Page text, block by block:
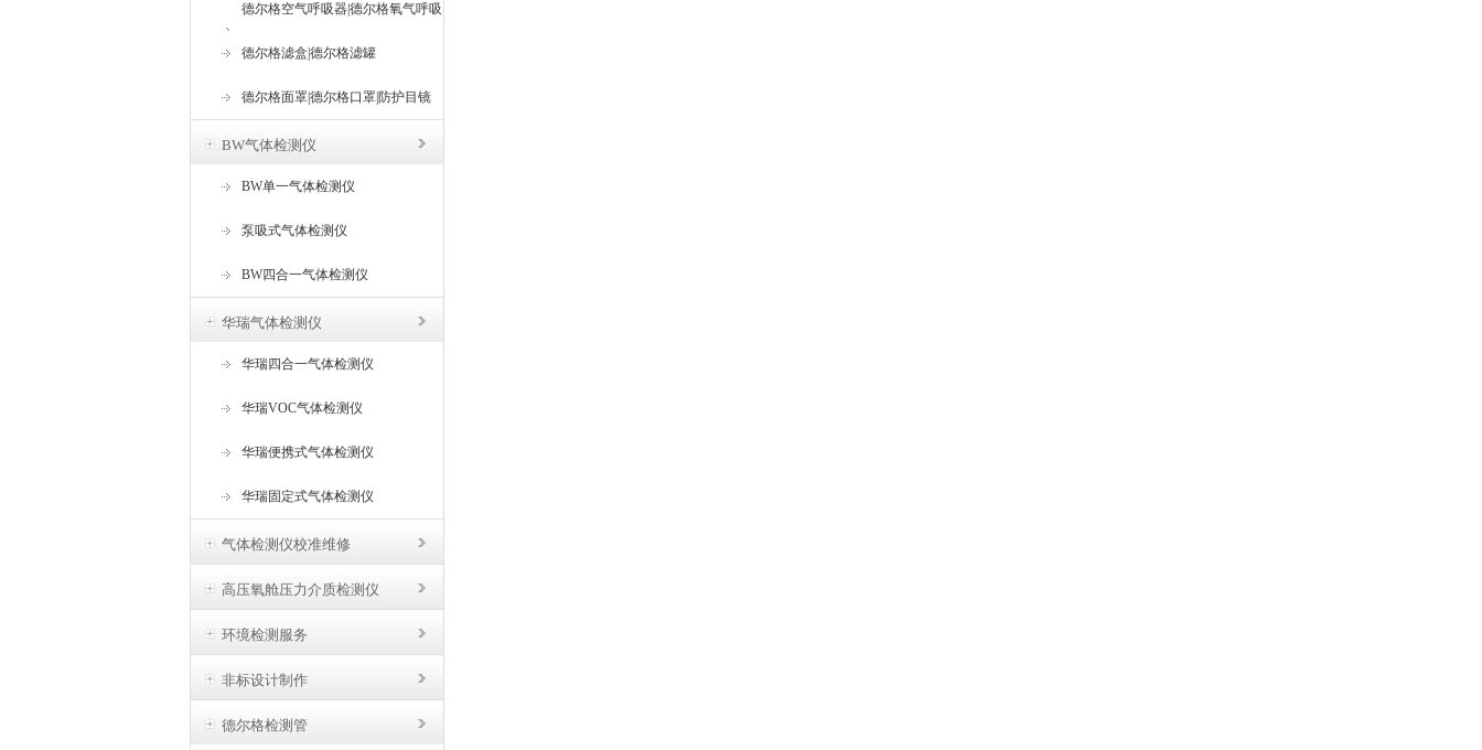
德尔格空气呼吸器|德尔格氧气呼吸
器
德尔格滤盒|德尔格滤罐
德尔格面罩|德尔格口罩|防护目镜
BW气体检测仪
BW单一气体检测仪
泵吸式气体检测仪
BW四合一气体检测仪
华瑞气体检测仪
华瑞四合一气体检测仪
华瑞VOC气体检测仪
华瑞便携式气体检测仪
华瑞固定式气体检测仪
气体检测仪校准维修
高压氧舱压力介质检测仪
环境检测服务
非标设计制作
德尔格检测管